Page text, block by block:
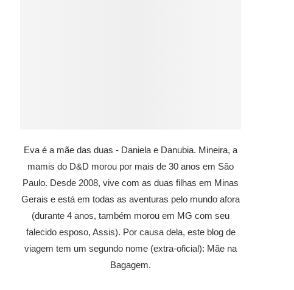
Eva é a mãe das duas - Daniela e Danubia. Mineira, a
mamis do D&D morou por mais de 30 anos em São
Paulo. Desde 2008, vive com as duas filhas em Minas
Gerais e está em todas as aventuras pelo mundo afora
(durante 4 anos, também morou em MG com seu
falecido esposo, Assis). Por causa dela, este blog de
viagem tem um segundo nome (extra-oficial): Mãe na
Bagagem.